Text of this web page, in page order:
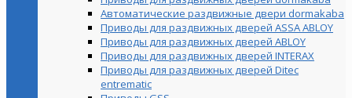
Автоматические раздвижные двери dormakaba
Приводы для раздвижных дверей ASSA ABLOY
Приводы для раздвижных дверей ABLOY
Приводы для раздвижных дверей INTERAX
Приводы для раздвижных дверей Ditec
entrematic